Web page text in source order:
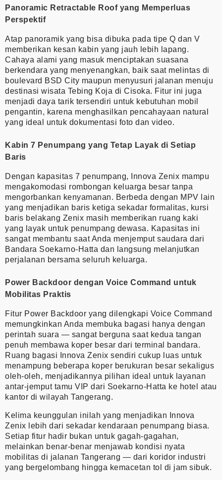
Panoramic Retractable Roof yang Memperluas
Perspektif
Atap panoramik yang bisa dibuka pada tipe Q dan V
memberikan kesan kabin yang jauh lebih lapang.
Cahaya alami yang masuk menciptakan suasana
berkendara yang menyenangkan, baik saat melintas di
boulevard BSD City maupun menyusuri jalanan menuju
destinasi wisata Tebing Koja di Cisoka. Fitur ini juga
menjadi daya tarik tersendiri untuk kebutuhan mobil
pengantin, karena menghasilkan pencahayaan natural
yang ideal untuk dokumentasi foto dan video.
Kabin 7 Penumpang yang Tetap Layak di Setiap
Baris
Dengan kapasitas 7 penumpang, Innova Zenix mampu
mengakomodasi rombongan keluarga besar tanpa
mengorbankan kenyamanan. Berbeda dengan MPV lain
yang menjadikan baris ketiga sekadar formalitas, kursi
baris belakang Zenix masih memberikan ruang kaki
yang layak untuk penumpang dewasa. Kapasitas ini
sangat membantu saat Anda menjemput saudara dari
Bandara Soekarno-Hatta dan langsung melanjutkan
perjalanan bersama seluruh keluarga.
Power Backdoor dengan Voice Command untuk
Mobilitas Praktis
Fitur Power Backdoor yang dilengkapi Voice Command
memungkinkan Anda membuka bagasi hanya dengan
perintah suara — sangat berguna saat kedua tangan
penuh membawa koper besar dari terminal bandara.
Ruang bagasi Innova Zenix sendiri cukup luas untuk
menampung beberapa koper berukuran besar sekaligus
oleh-oleh, menjadikannya pilihan ideal untuk layanan
antar-jemput tamu VIP dari Soekarno-Hatta ke hotel atau
kantor di wilayah Tangerang.
Kelima keunggulan inilah yang menjadikan Innova
Zenix lebih dari sekadar kendaraan penumpang biasa.
Setiap fitur hadir bukan untuk gagah-gagahan,
melainkan benar-benar menjawab kondisi nyata
mobilitas di jalanan Tangerang — dari koridor industri
yang bergelombang hingga kemacetan tol di jam sibuk.